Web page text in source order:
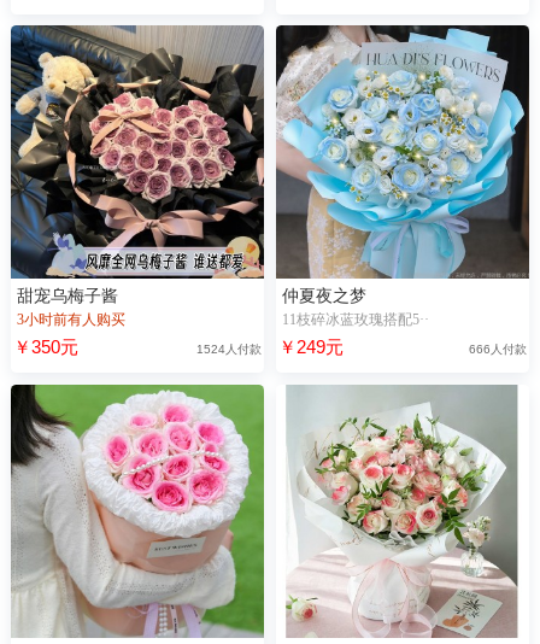
甜宠乌梅子酱
3小时前有人购买
￥350元 1524人付款
仲夏夜之梦
11枝碎冰蓝玫瑰搭配5··
￥249元 666人付款